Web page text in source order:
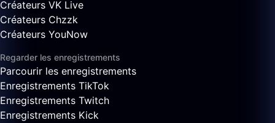
Créateurs VK Live
Créateurs Chzzk
Créateurs YouNow
Regarder les enregistrements
Parcourir les enregistrements
Enregistrements TikTok
Enregistrements Twitch
Enregistrements Kick